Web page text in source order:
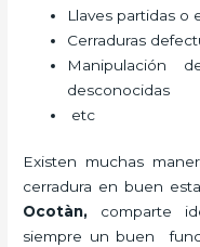
Llaves partidas o
Cerraduras
Manipulación
desconocidas
etc
Existen muchas
cerradura en buen
Ocotàn, comparte
siempre un buen